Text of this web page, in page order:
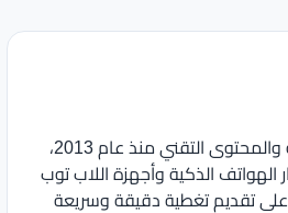
يعمل في مجال الصحافة والمحتوى التقني منذ عام 2013،
الذكية وأجهزة اللاب توب
على تقديم تغطية دقيقة وسريعة